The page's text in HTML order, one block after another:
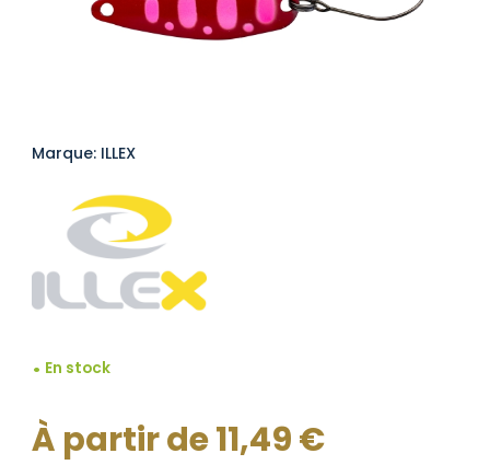
Marque: ILLEX
En stock
À partir de11,49€